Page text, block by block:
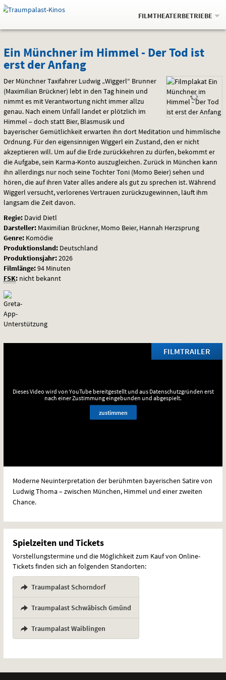
Springe
zum
,zum
.
Navigation
Service
Gehe
zur
Auswahl
FILMTHEATERBETRIEBE
Ein
Münchner
im
Himmel
-
Der
Tod
ist
erst
der
Anfang
Ein Münchner im Himmel - Der Tod ist
erst der Anfang
Der Münchner Taxifahrer Ludwig „Wiggerl“ Brunner
(Maximilian Brückner) lebt in den Tag hinein und
nimmt es mit Verantwortung nicht immer allzu
genau. Nach einem Unfall landet er plötzlich im
Himmel – doch statt Bier, Blasmusik und
bayerischer Gemütlichkeit erwarten ihn dort Meditation und himmlische
Ordnung. Für den eigensinnigen Wiggerl ein Zustand, den er nicht
akzeptieren will. Um auf die Erde zurückkehren zu dürfen, bekommt er
die Aufgabe, sein Karma-Konto auszugleichen. Zurück in München kann
ihn allerdings nur noch seine Tochter Toni (Momo Beier) sehen und
hören, die auf ihren Vater alles andere als gut zu sprechen ist. Während
Wiggerl versucht, verlorenes Vertrauen zurückzugewinnen, läuft ihm
langsam die Zeit davon.
Regie: David Dietl
Darsteller: Maximilian Brückner, Momo Beier, Hannah Herzsprung
Genre: Komödie
Produktionsland: Deutschland
Produktionsjahr:2026
Filmlänge:94 Minuten
FSK: nicht bekannt
FILMTRAILER
Dieses Video wird von YouTube bereitgestellt und aus Datenschutzgründen erst
nach einer Zustimmung eingebunden und abgespielt.
zustimmen
Moderne Neuinterpretation der berühmten bayerischen Satire von
Ludwig Thoma – zwischen München, Himmel und einer zweiten
Chance.
Spielzeiten und Tickets
Vorstellungstermine und die Möglichkeit zum Kauf von Online-
Tickets finden sich an folgenden Standorten:
Traumpalast Schorndorf
Traumpalast Schwäbisch Gmünd
Traumpalast Waiblingen